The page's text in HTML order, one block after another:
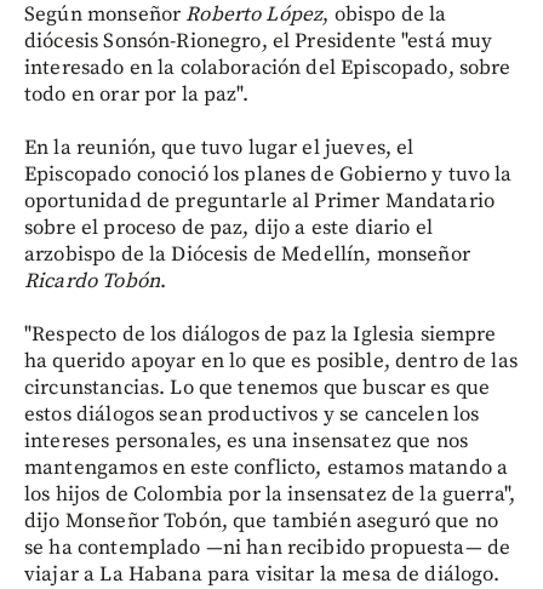
Según monseñorRoberto López, obispo de la
diócesis Sonsón-Rionegro, el Presidente "está muy
interesado en la colaboración del Episcopado, sobre
todo en orar por la paz".
En la reunión, que tuvo lugar el jueves, el
Episcopado conoció los planes de Gobierno y tuvo la
oportunidad de preguntarle al Primer Mandatario
sobre el proceso de paz, dijo a este diario el
arzobispo de la Diócesis de Medellín, monseñor
Ricardo Tobón.
"Respecto de los diálogos de paz la Iglesia siempre
ha querido apoyar en lo que es posible, dentro de las
circunstancias. Lo que tenemos que buscar es que
estos diálogos sean productivos y se cancelen los
intereses personales, es una insensatez que nos
mantengamos en este conflicto, estamos matando a
los hijos de Colombia por la insensatez de la guerra",
dijo Monseñor Tobón, que también aseguró que no
se ha contemplado —ni han recibido propuesta— de
viajar a La Habana para visitar la mesa de diálogo.